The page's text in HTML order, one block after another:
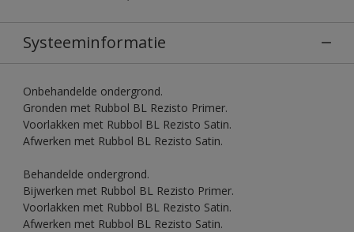
Systeeminformatie
Onbehandelde ondergrond.
Gronden met Rubbol BL Rezisto Primer.
Voorlakken met Rubbol BL Rezisto Satin.
Afwerken met Rubbol BL Rezisto Satin.
Behandelde ondergrond.
Bijwerken met Rubbol BL Rezisto Primer.
Voorlakken met Rubbol BL Rezisto Satin.
Afwerken met Rubbol BL Rezisto Satin.